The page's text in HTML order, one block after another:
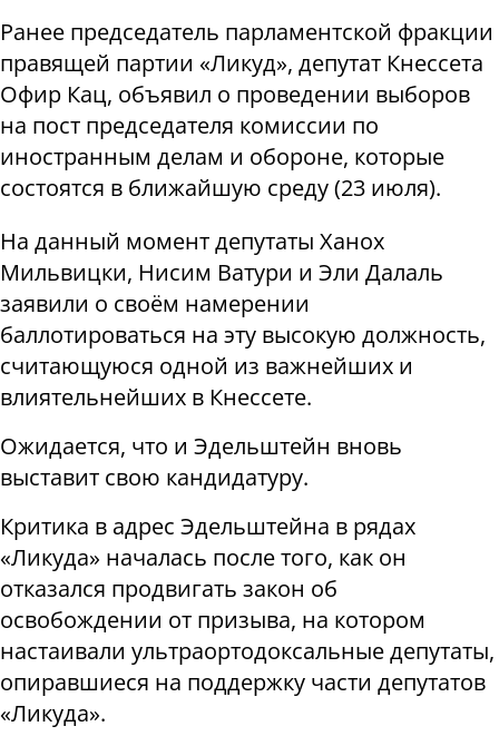
Ранее председатель парламентской фракции
правящей партии «Ликуд», депутат Кнессета
Офир Кац, объявил о проведении выборов
на пост председателя комиссии по
иностранным делам и обороне, которые
состоятся в ближайшую среду (23 июля).
На данный момент депутаты Ханох
Мильвицки, Нисим Ватури и Эли Далаль
заявили о своём намерении
баллотироваться на эту высокую должность,
считающуюся одной из важнейших и
влиятельнейших в Кнессете.
Ожидается, что и Эдельштейн вновь
выставит свою кандидатуру.
Критика в адрес Эдельштейна в рядах
«Ликуда» началась после того, как он
отказался продвигать закон об
освобождении от призыва, на котором
настаивали ультраортодоксальные депутаты,
опиравшиеся на поддержку части депутатов
«Ликуда».